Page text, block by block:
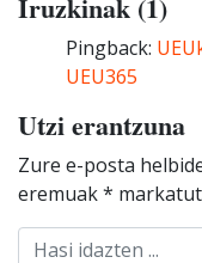
Pingback:
UEU365
Utzi erantzuna
Zure e-posta
eremuak*